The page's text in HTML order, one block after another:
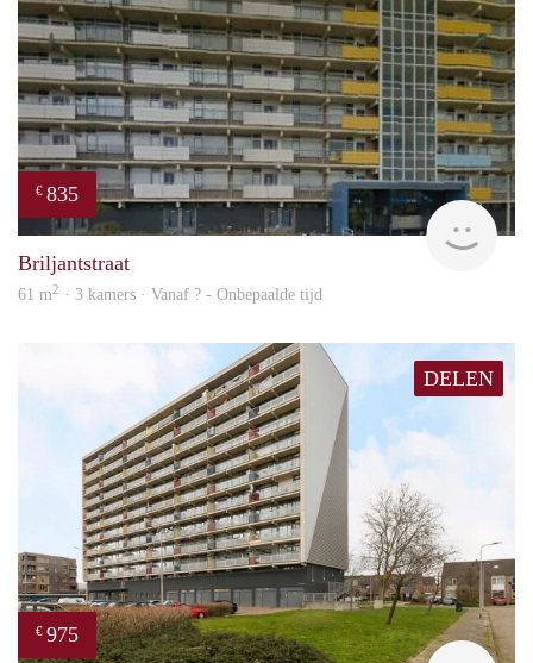
€ 835
rent
Briljantstraat
61 m2 · 3 kamers · Vanaf ? - Onbepaalde tijd
DELEN
€ 975